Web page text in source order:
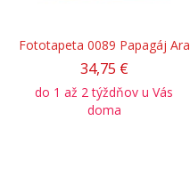
Fototapeta 0089 Papagáj Ara
34,75 €
do 1 až 2 týždňov u Vás
doma